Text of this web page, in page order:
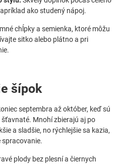
ako studený nápoj.
chĺpky a semienka, ktoré môžu
sitko alebo plátno a pri
šípok
septembra až október, keď sú
Mnohí zbierajú aj po
a sladšie, no rýchlejšie sa kazia,
spracovanie.
plody bez plesní a čiernych